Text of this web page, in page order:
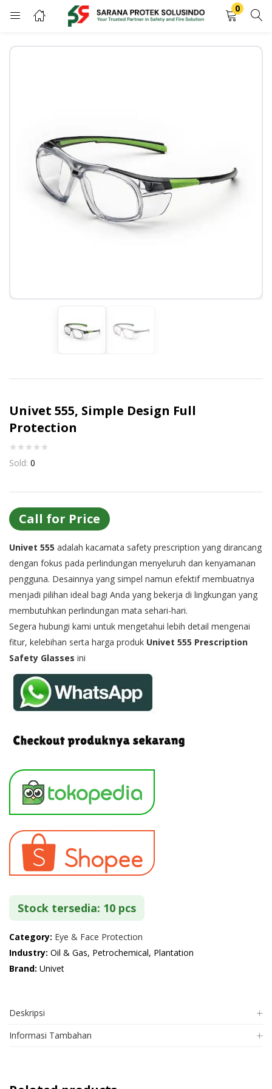
0
LOGIN REGISTER
Remember me
LOGIN
Continue with
Univet 555, Simple Design Full
Protection
Sold: 0
Call for Price
Univet 555 adalah kacamata safety prescription yang dirancang
dengan fokus pada perlindungan menyeluruh dan kenyamanan
pengguna. Desainnya yang simpel namun efektif membuatnya
menjadi pilihan ideal bagi Anda yang bekerja di lingkungan yang
membutuhkan perlindungan mata sehari-hari.
Segera hubungi kami untuk mengetahui lebih detail mengenai
fitur, kelebihan serta harga produk Univet 555 Prescription
Safety Glasses ini
Stock tersedia: 10 pcs
Category: Eye & Face Protection
Industry: Oil & Gas, Petrochemical, Plantation
Brand: Univet
Deskripsi
Informasi Tambahan